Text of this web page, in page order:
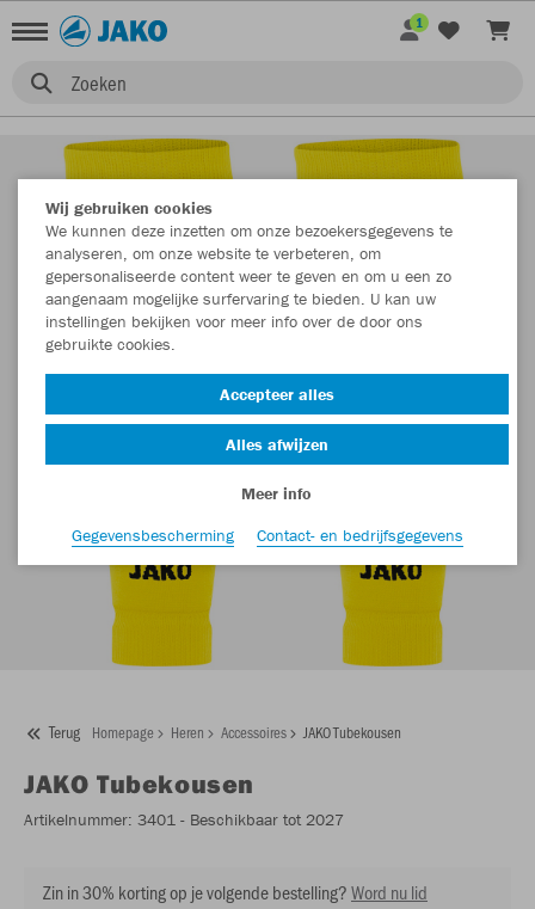
Zoeken
1
Terug Homepage Heren Accessoires JAKO Tubekousen
JAKO Tubekousen
Artikelnummer: 3401 - Beschikbaar tot 2027
Zin in 30% korting op je volgende bestelling?Word nu lid
Wij gebruiken cookies
We kunnen deze inzetten om onze bezoekersgegevens te
analyseren, om onze website te verbeteren, om
gepersonaliseerde content weer te geven en om u een zo
aangenaam mogelijke surfervaring te bieden. U kan uw
instellingen bekijken voor meer info over de door ons
gebruikte cookies.
Accepteer alles
Alles afwijzen
Meer info
Gegevensbescherming
Contact- en bedrijfsgegevens